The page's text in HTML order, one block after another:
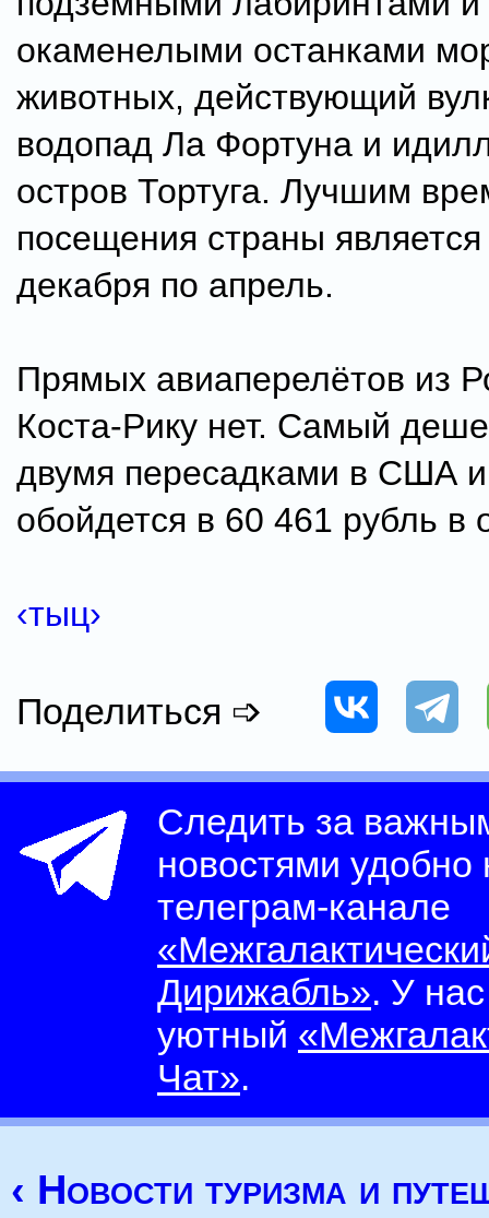
окаменелыми останками
животных, действующий
водопад Ла Фортуна и
остров Тортуга. Лучшим
посещения страны
декабря по апрель.
Прямых авиаперелётов из
Коста-Рику нет. Самый
двумя пересадками в США
обойдется в 60 461 рубль в
‹тыц›
Поделиться ➩
Следить за
новостями
телеграм-канале
Дирижабль». У
уютный
Чат».
‹ Новости туризма и